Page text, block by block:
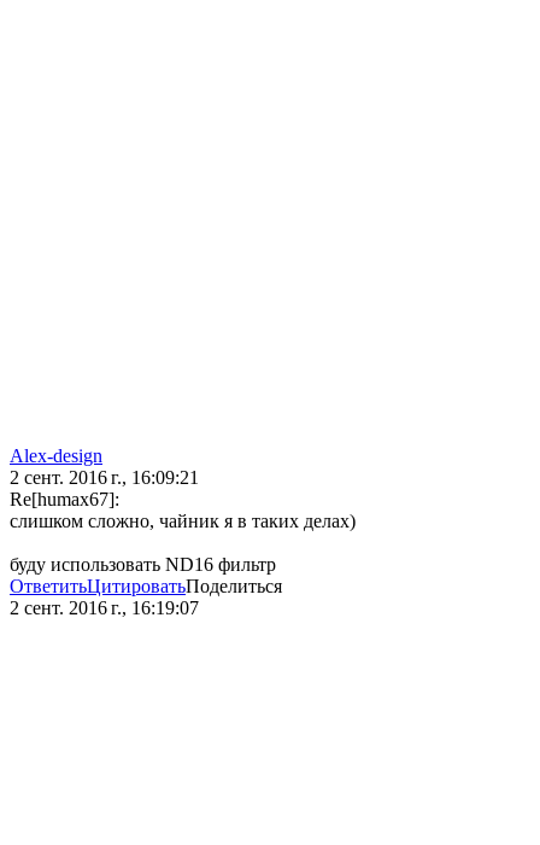
Alex-design
2 сент. 2016 г., 16:09:21
Re[humax67]:
слишком сложно, чайник я в таких делах)
буду использовать ND16 фильтр
ОтветитьЦитироватьПоделиться
2 сент. 2016 г., 16:19:07